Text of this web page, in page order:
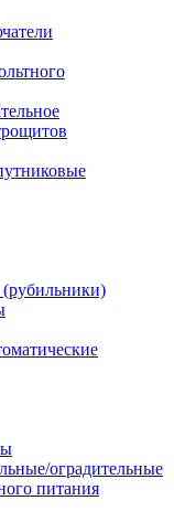
оградительные
питания